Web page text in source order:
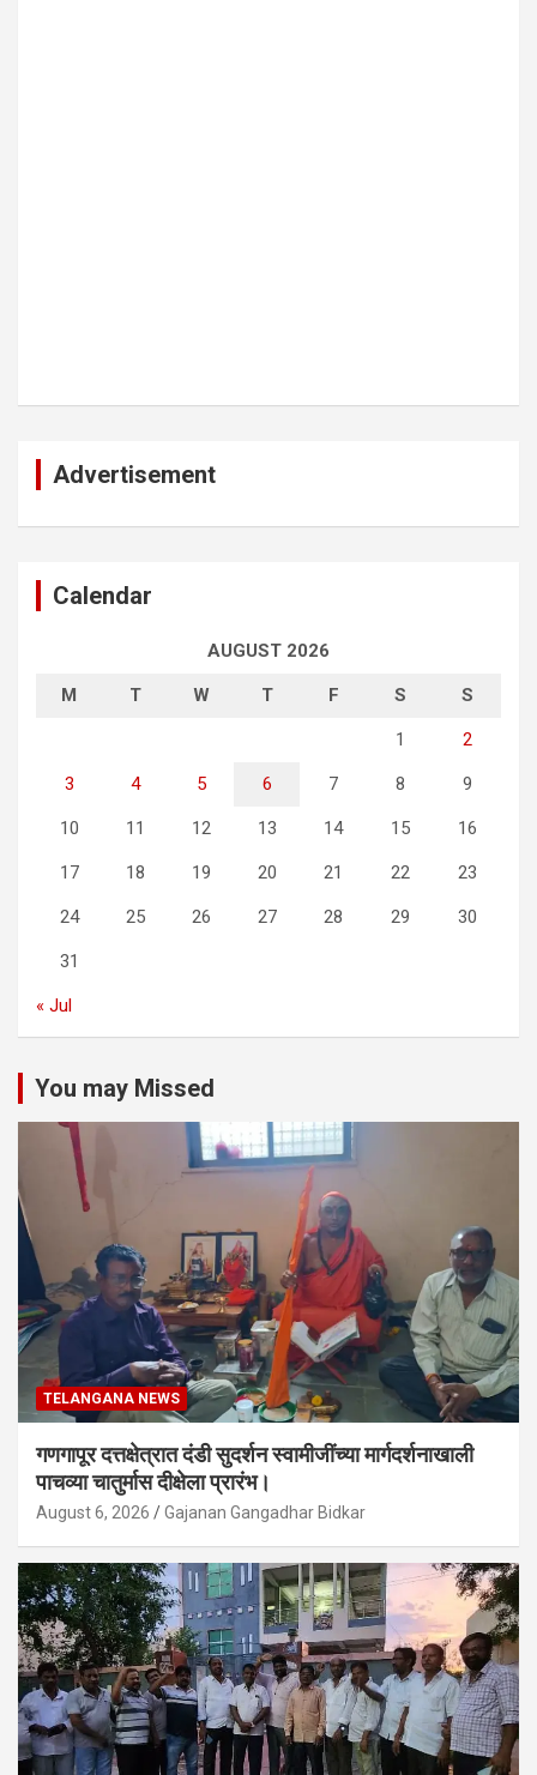
Advertisement
Calendar
AUGUST 2026
M T W T F S S
1 2
3 4 5 6 7 8 9
10 11 12 13 14 15 16
17 18 19 20 21 22 23
24 25 26 27 28 29 30
31
« Jul
You may Missed
TELANGANA NEWS
गणगापूर दत्तक्षेत्रात दंडी सुदर्शन स्वामीजींच्या मार्गदर्शनाखाली
पाचव्या चातुर्मास दीक्षेला प्रारंभ।
August 6, 2026 Gajanan Gangadhar Bidkar